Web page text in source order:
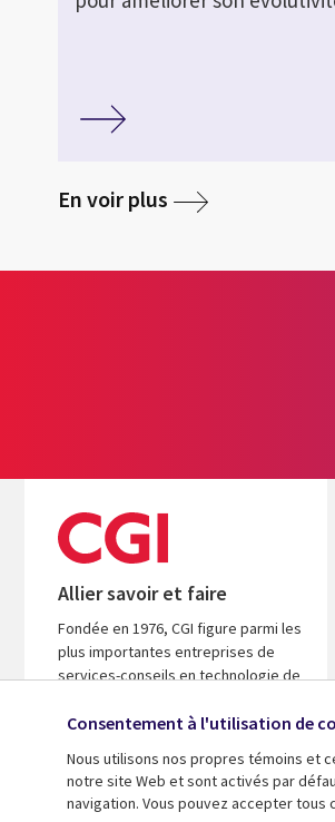
En voir plus
Allier savoir et faire
Fondée en 1976, CGI figure parmi les
plus importantes entreprises de
services-conseils en technologie de
au monde. Nous sommes guidés par
d’accélérer le rendement de vos
investissements.
Consentement à l'utilisation de
Nous utilisons nos propres témoins et
notre site Web et sont activés par
navigation. Vous pouvez accepter tous